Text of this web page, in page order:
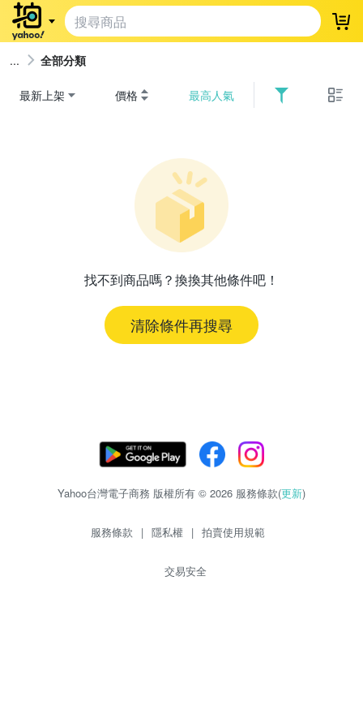
登
全部分類
最新上架 價格 最高人氣
找不到商品嗎？換換其他條件吧！
清除條件再搜尋
Yahoo台灣電子商務 版權所有 © 2026 服務條款(更新)
服務條款 | 隱私權 | 拍賣使用規範
交易安全